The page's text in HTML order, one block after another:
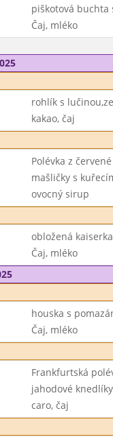
piškotová buchta
Čaj, mléko
rohlík s
kakao, čaj
Polévka z
mašličky s
ovocný sirup
obložená
Čaj, mléko
houska s
Čaj, mléko
Frankfurtská
jahodové
caro, čaj